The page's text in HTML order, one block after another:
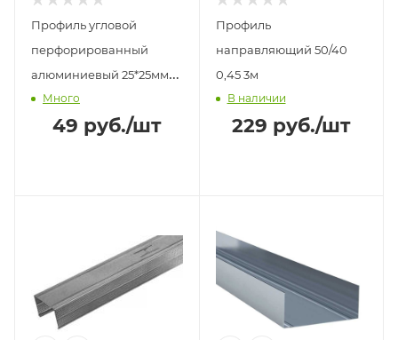
Профиль угловой
перфорированный
алюминиевый 25*25мм
3мМного
49 руб./шт
Профиль
направляющий 50/40
0,45 3м
В наличии
229 руб./шт